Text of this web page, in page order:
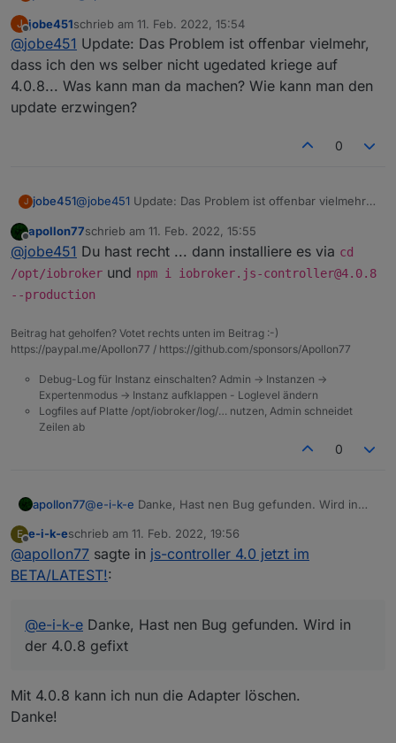
Also bei mir kommt dieser NPM nicht-gefunden-
package.json Fehler immer noch, mit ws 4.0.8
J
Offline
jobe451schrieb am 11. Feb. 2022, 15:54
zuletzt editiert von
@jobe451 Update: Das Problem ist offenbar vielmehr,
dass ich den ws selber nicht ugedated kriege auf
4.0.8... Was kann man da machen? Wie kann man den
update erzwingen?
0
J jobe451@jobe451 Update: Das Problem ist offenbar vielmehr,
4.0.8... Was kann man da machen? Wie kann man den
update erzwingen?
Offline
apollon77schrieb am 11. Feb. 2022, 15:55
zuletzt editiert von
@jobe451 Du hast recht ... dann installiere es via cd
/opt/iobroker und npm i iobroker.js-controller@4.0.8
--production
Beitrag hat geholfen? Votet rechts unten im Beitrag :-)
https://paypal.me/Apollon77 / https://github.com/sponsors/Apollon77
Debug-Log für Instanz einschalten? Admin -> Instanzen ->
Expertenmodus -> Instanz aufklappen - Loglevel ändern
Logfiles auf Platte /opt/iobroker/log/… nutzen, Admin schneidet
Zeilen ab
0
apollon77@e-i-k-e Danke, Hast nen Bug gefunden. Wird in
E
Offline
e-i-k-eschrieb am 11. Feb. 2022, 19:56
zuletzt editiert von
@apollon77 sagte in js-controller 4.0 jetzt im
BETA/LATEST!:
@e-i-k-e Danke, Hast nen Bug gefunden. Wird in
der 4.0.8 gefixt
Mit 4.0.8 kann ich nun die Adapter löschen.
Danke!